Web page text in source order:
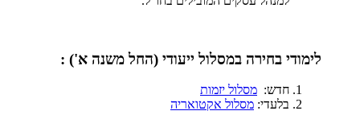
לימודי בחירה במסלול ייעודי (החל משנה א') :
חדש: מסלול יזמות
בלעדי: מסלול אקטואריה